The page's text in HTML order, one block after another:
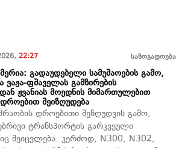
22:27 საზოგადოება
გადაუდებელი სამუშაოების გამო,
ვაჟა-ფშაველას გამზირების
ჟვანიას მოედნის მიმართულებით
შეიზღუდება
დროებითი შეზღუდვის გამო,
ტრანსპორტის გარკვეული
შეიცვლება. კერძოდ, N300, N302,